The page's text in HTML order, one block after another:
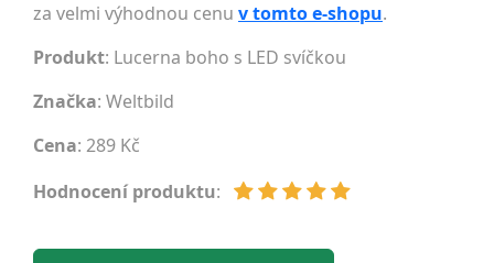
za velmi výhodnou cenu v tomto e-shopu.
Produkt: Lucerna boho s LED svíčkou
Značka: Weltbild
Cena: 289 Kč
Hodnocení produktu: